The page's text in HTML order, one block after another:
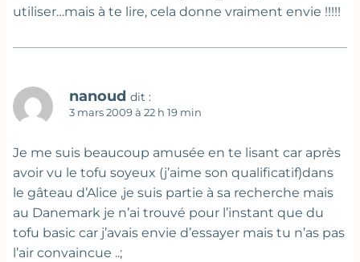
utiliser…mais à te lire, cela donne vraiment envie !!!!!
nanoud dit :
3 mars 2009 à 22 h 19 min
Je me suis beaucoup amusée en te lisant car après
avoir vu le tofu soyeux (j’aime son qualificatif)dans
le gâteau d’Alice ,je suis partie à sa recherche mais
au Danemark je n’ai trouvé pour l’instant que du
tofu basic car j’avais envie d’essayer mais tu n’as pas
l’air convaincue ..;